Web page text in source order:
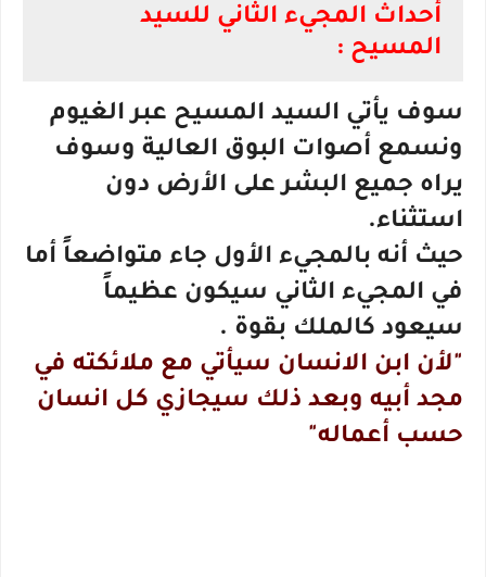
أحداث المجيء الثاني للسيد
المسيح :
سوف يأتي السيد المسيح عبر الغيوم
ونسمع أصوات البوق العالية وسوف
يراه جميع البشر على الأرض دون
استثناء.
حيث أنه بالمجيء الأول جاء متواضعاً أما
في المجيء الثاني سيكون عظيماً
سيعود كالملك بقوة .
"لأن ابن الانسان سيأتي مع ملائكته في
مجد أبيه وبعد ذلك سيجازي كل انسان
حسب أعماله"